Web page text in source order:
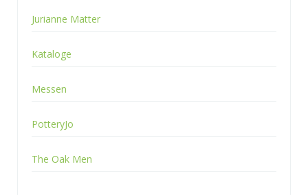
Jurianne Matter
Kataloge
Messen
PotteryJo
The Oak Men